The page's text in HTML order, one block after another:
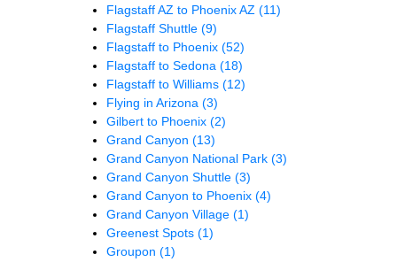
Flagstaff AZ to Phoenix AZ (11)
Flagstaff Shuttle (9)
Flagstaff to Phoenix (52)
Flagstaff to Sedona (18)
Flagstaff to Williams (12)
Flying in Arizona (3)
Gilbert to Phoenix (2)
Grand Canyon (13)
Grand Canyon National Park (3)
Grand Canyon Shuttle (3)
Grand Canyon to Phoenix (4)
Grand Canyon Village (1)
Greenest Spots (1)
Groupon (1)